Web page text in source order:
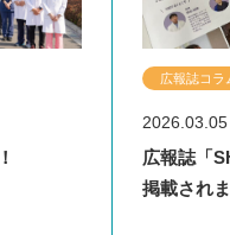
広報誌コラ
2026.03.05
広報誌「
掲載され
ブログ
徳洲会
クト!!
？Twitter
ナンデ先
あなた
でバズ
しました
まちづく
第18回
学術活動
JPCA
症に罹患
カンファ
【
デント
まちづく
徳洲会
ナ開設1
カンファ
外来振
メワクチ
広報誌
【健康
健診？
お知らせ
■ 2026
付中で